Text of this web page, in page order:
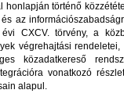
honlapján történő
az
évi CXCV. törvény, a
végrehajtási
közadatkereső
vonatkozó
alapul.